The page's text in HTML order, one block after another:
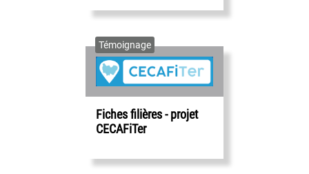
Témoignage
Fiches filières - projet
CECAFiTer